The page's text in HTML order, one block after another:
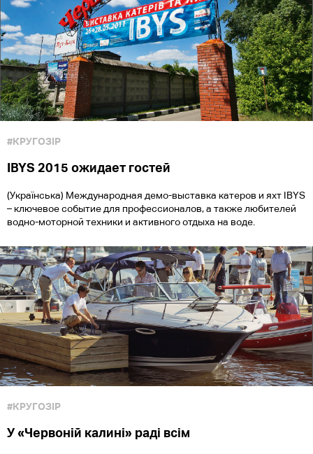
#КРУГОЗІР
IBYS 2015 ожидает гостей
(Українська) Международная демо-выставка катеров и яхт IBYS
– ключевое событие для профессионалов, а также любителей
водно-моторной техники и активного отдыха на воде.
#КРУГОЗІР
У «Червоній калині» раді всім